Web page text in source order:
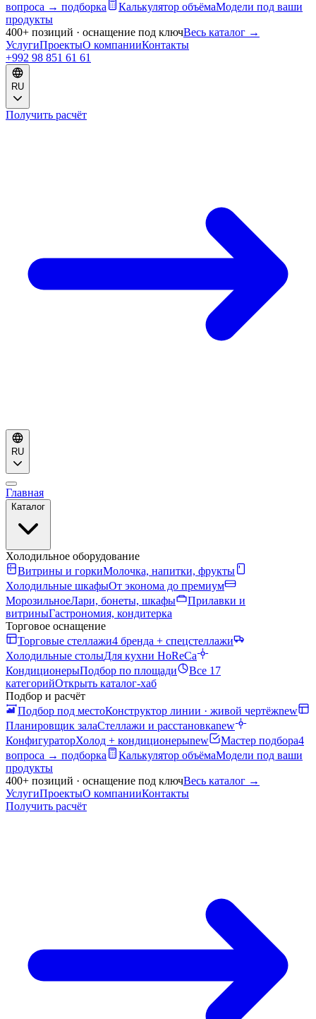
вопроса → подборка
Калькулятор объёмаМодели под ваши
продукты
400+ позиций · оснащение под ключВесь каталог →
УслугиПроектыО компанииКонтакты
+992 98 851 61 61
RU
Получить расчёт
RU
Главная
Каталог
Холодильное оборудование
Витрины и горкиМолочка, напитки, фрукты
Холодильные шкафыОт эконома до премиум
МорозильноеЛари, бонеты, шкафы
Прилавки и
витриныГастрономия, кондитерка
Торговое оснащение
Торговые стеллажи4 бренда + спецстеллажи
Холодильные столыДля кухни HoReCa
КондиционерыПодбор по площади
Все 17
категорийОткрыть каталог-хаб
Подбор и расчёт
Подбор под местоКонструктор линии · живой чертёжnew
Планировщик залаСтеллажи и расстановкаnew
КонфигураторХолод + кондиционерыnew Мастер подбора4
вопроса → подборка
Калькулятор объёмаМодели под ваши
продукты
400+ позиций · оснащение под ключВесь каталог →
УслугиПроектыО компанииКонтакты
Получить расчёт